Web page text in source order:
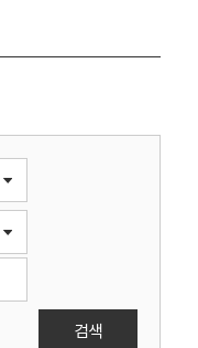
검색